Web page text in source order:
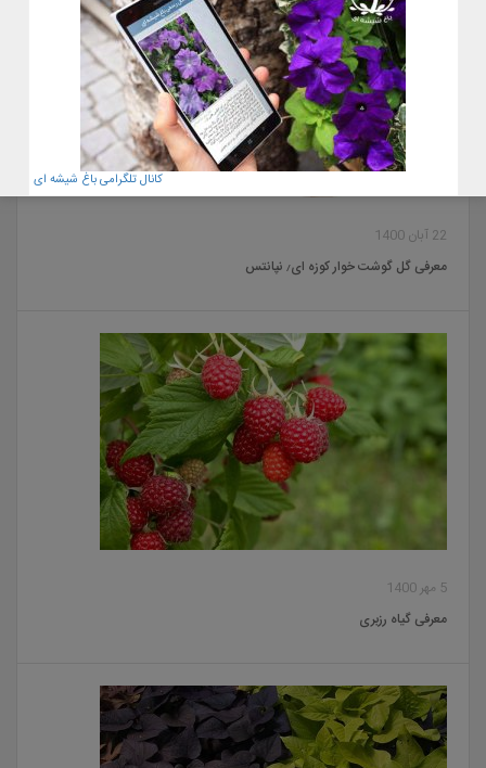
22 آبان 1400
معرفی گل گوشت خوار کوزه ای٫ نپانتس
5 مهر 1400
معرفی گیاه رزبری
کانال تلگرامی باغ شیشه ای